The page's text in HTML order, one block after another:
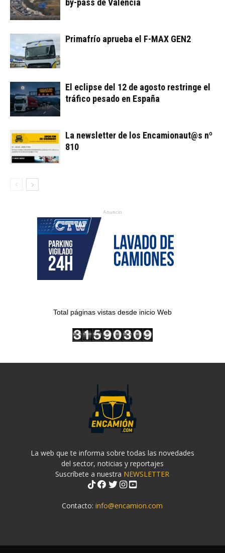
by-pass de Valencia
Primafrío aprueba el F-MAX GEN2
El eclipse del 12 de agosto restringe el
tráfico pesado en España
La newsletter de los Encamionaut@s nº
810
Anuncio
Total páginas vistas desde inicio Web
La web que te informa sobre todas las novedades
del sector, noticias y reportajes
Suscríbete a nuestra NEWSLETTER
Contacto:info@encamion.com